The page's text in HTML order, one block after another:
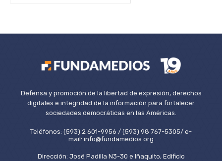
Defensa y promoción de la libertad de expresión, derechos
digitales e integridad de la información para fortalecer
sociedades democráticas en las Américas.
Teléfonos: (593) 2 601-9956 / (593) 98 767-5305/ e-
mail: info@fundamedios.org
Dirección: José Padilla N3-30 e Iñaquito, Edificio